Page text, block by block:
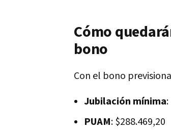
Cómo
bono
Con el bono
Jubilación mínima
PUAM: $288.469,20